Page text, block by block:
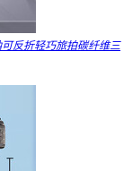
反折轻巧旅拍碳纤维三